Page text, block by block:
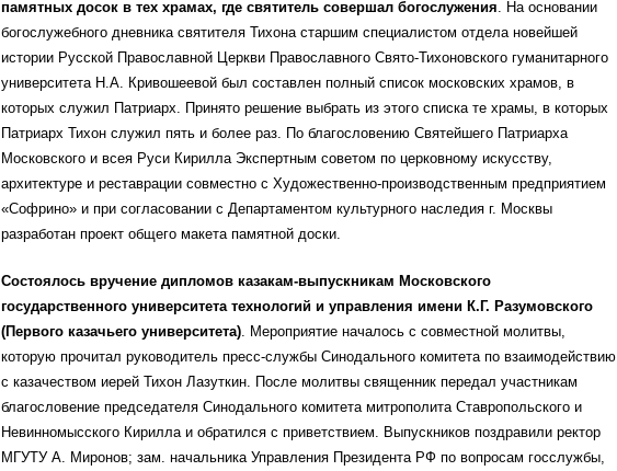
памятных досок в тех храмах, где святитель совершал богослужения. На основании
богослужебного дневника святителя Тихона старшим специалистом отдела новейшей
истории Русской Православной Церкви Православного Свято-Тихоновского гуманитарного
университета Н.А. Кривошеевой был составлен полный список московских храмов, в
которых служил Патриарх. Принято решение выбрать из этого списка те храмы, в которых
Патриарх Тихон служил пять и более раз. По благословению Святейшего Патриарха
Московского и всея Руси Кирилла Экспертным советом по церковному искусству,
архитектуре и реставрации совместно с Художественно-производственным предприятием
«Софрино» и при согласовании с Департаментом культурного наследия г. Москвы
разработан проект общего макета памятной доски.
Состоялось вручение дипломов казакам-выпускникам Московского
государственного университета технологий и управления имени К.Г. Разумовского
(Первого казачьего университета). Мероприятие началось с совместной молитвы,
которую прочитал руководитель пресс-службы Синодального комитета по взаимодействию
с казачеством иерей Тихон Лазуткин. После молитвы священник передал участникам
благословение председателя Синодального комитета митрополита Ставропольского и
Невинномысского Кирилла и обратился с приветствием. Выпускников поздравили ректор
МГУТУ А. Миронов; зам. начальника Управления Президента РФ по вопросам госслужбы,